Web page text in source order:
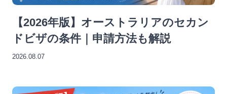
【2026年版】オーストラリアのセカン
ドビザの条件｜申請方法も解説
2026.08.07